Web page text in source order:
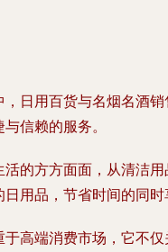
日用百货与名烟名酒
信赖的服务。
活的方方面面，从清洁
用品，节省时间的同
高端消费市场，它不